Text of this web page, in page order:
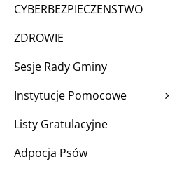
CYBERBEZPIECZENSTWO
ZDROWIE
Sesje Rady Gminy
Instytucje Pomocowe
Listy Gratulacyjne
Adpocja Psów